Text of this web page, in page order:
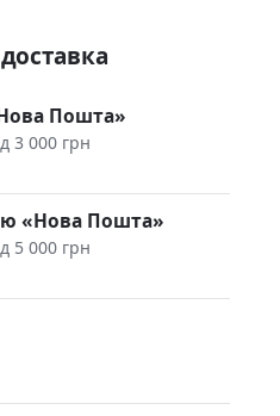
Пошта»
3 000 грн
«Нова Пошта»
5 000 грн